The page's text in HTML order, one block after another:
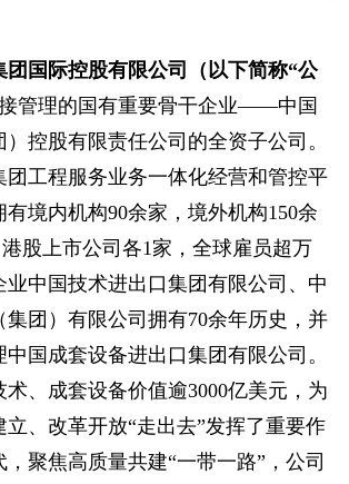
团国际控股有限公司（以下简称“公
管理的国有重要骨干企业——中国
控股有限责任公司的全资子公司。
团工程服务业务一体化经营和管控平
境内机构90余家，境外机构150余
股上市公司各1家，全球雇员超万
业中国技术进出口集团有限公司、中
集团）有限公司拥有70余年历史，并
国成套设备进出口集团有限公司。
、成套设备价值逾3000亿美元，为
立、改革开放“走出去”发挥了重要作
聚焦高质量共建“一带一路”，公司